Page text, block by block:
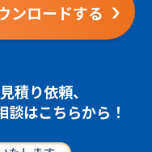
ンロードする
積り依頼、
はこちらから！